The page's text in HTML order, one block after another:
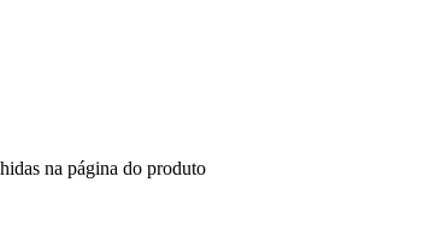
na página do produto